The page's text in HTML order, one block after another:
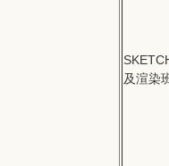
及渲染